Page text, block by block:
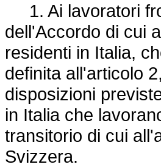
1. Ai lavoratori
dell'Accordo di cui
residenti in Italia,
definita all'articolo
disposizioni
in Italia che
transitorio di cui
Svizzera.